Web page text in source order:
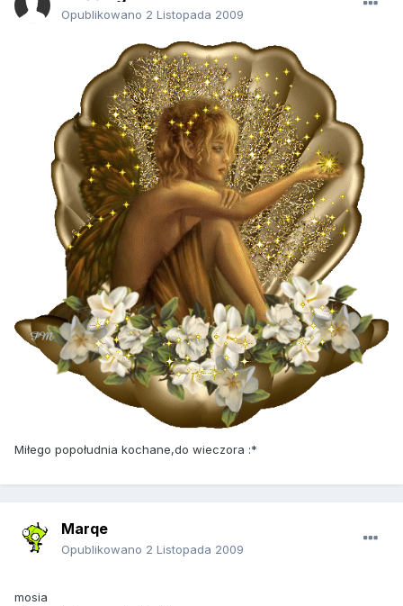
Opublikowano 2 Listopada 2009
Miłego popołudnia kochane,do wieczora :*
Marqe
Opublikowano 2 Listopada 2009
mosia